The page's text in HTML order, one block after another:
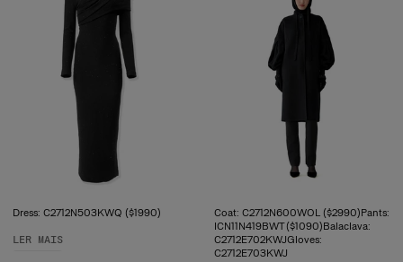
Dress: C2712N503KWQ ($1990)
LER MAIS
Coat: C2712N600WOL ($2990)Pants:
ICN11N419BWT ($1090)Balaclava:
C2712E702KWJGloves:
C2712E703KWJ